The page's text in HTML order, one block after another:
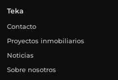
Teka
Contacto
Proyectos inmobiliarios
Noticias
Sobre nosotros